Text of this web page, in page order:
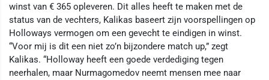
winst van € 365 opleveren. Dit alles heeft te maken met de
status van de vechters, Kalikas baseert zijn voorspellingen op
Holloways vermogen om een gevecht te eindigen in winst.
“Voor mij is dit een niet zo’n bijzondere match up,” zegt
Kalikas. “Holloway heeft een goede verdediging tegen
neerhalen, maar Nurmagomedov neemt mensen mee naar